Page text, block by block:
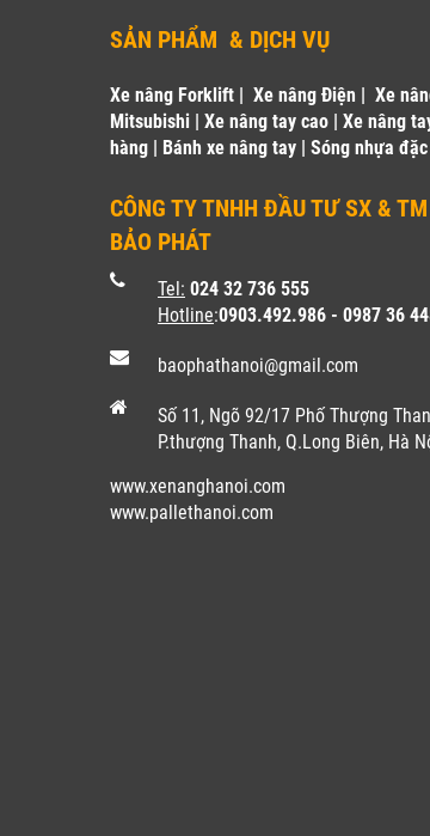
SẢN PHẨM & DỊCH VỤ
Xe nâng Forklift | Xe nâng Điện | Xe
Mitsubishi | Xe nâng tay cao | Xe nâng
hàng | Bánh xe nâng tay | Sóng nhựa đặc
CÔNG TY TNHH ĐẦU TƯ SX & TM
BẢO PHÁT
Tel: 024 32 736 555
Hotline:0903.492.986 - 0987 36
baophathanoi@gmail.com
Số 11, Ngõ 92/17 Phố Thượng
P.thượng Thanh, Q.Long Biên, Hà
www.xenanghanoi.com
www.pallethanoi.com